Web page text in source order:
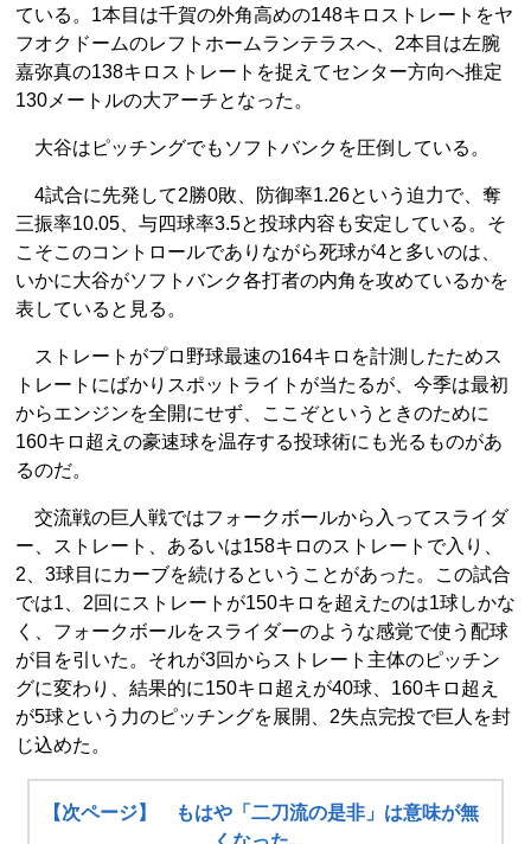
ている。1本目は千賀の外角高めの148キロストレートをヤ
フオクドームのレフトホームランテラスへ、2本目は左腕
嘉弥真の138キロストレートを捉えてセンター方向へ推定
130メートルの大アーチとなった。
大谷はピッチングでもソフトバンクを圧倒している。
4試合に先発して2勝0敗、防御率1.26という迫力で、奪
三振率10.05、与四球率3.5と投球内容も安定している。そ
こそこのコントロールでありながら死球が4と多いのは、
いかに大谷がソフトバンク各打者の内角を攻めているかを
表していると見る。
ストレートがプロ野球最速の164キロを計測したためス
トレートにばかりスポットライトが当たるが、今季は最初
からエンジンを全開にせず、ここぞというときのために
160キロ超えの豪速球を温存する投球術にも光るものがあ
るのだ。
交流戦の巨人戦ではフォークボールから入ってスライダ
ー、ストレート、あるいは158キロのストレートで入り、
2、3球目にカーブを続けるということがあった。この試合
では1、2回にストレートが150キロを超えたのは1球しかな
く、フォークボールをスライダーのような感覚で使う配球
が目を引いた。それが3回からストレート主体のピッチン
グに変わり、結果的に150キロ超えが40球、160キロ超え
が5球という力のピッチングを展開、2失点完投で巨人を封
じ込めた。
【次ページ】 もはや「二刀流の是非」は意味が無